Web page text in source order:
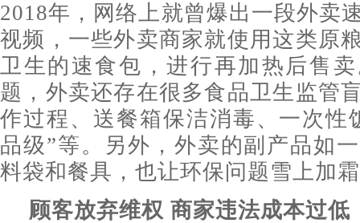
2018年，网络上就曾爆出一段外卖
视频，一些外卖商家就使用这类原
卫生的速食包，进行再加热后售
题，外卖还存在很多食品卫生监管
作过程、送餐箱保洁消毒、一次性
品级”等。另外，外卖的副产品如
料袋和餐具，也让环保问题雪上加
顾客放弃维权 商家违法成本过低